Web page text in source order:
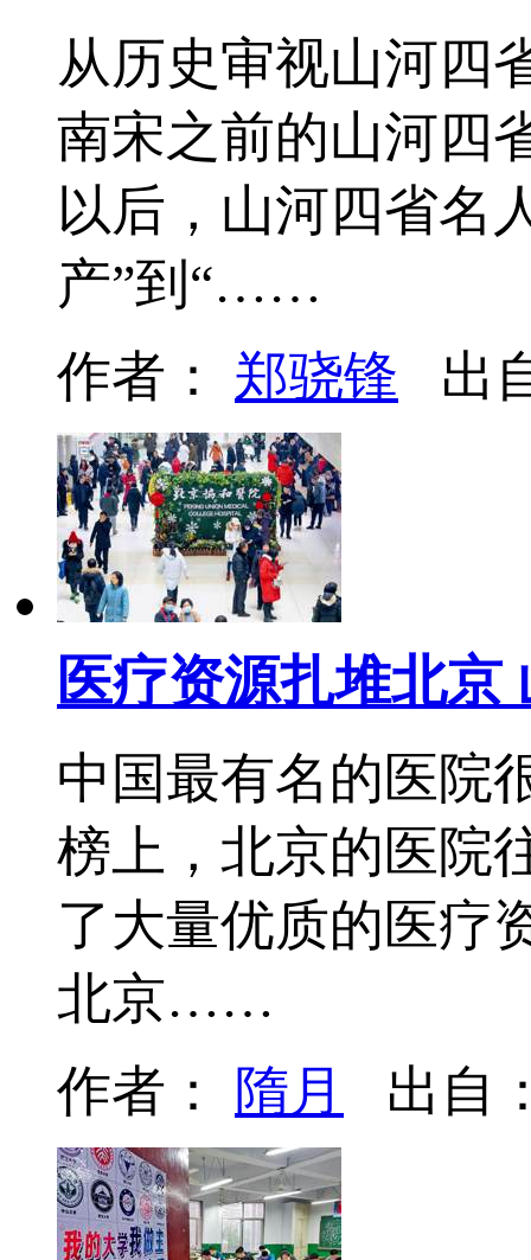
从历史审视山河四
南宋之前的山河四
以后，山河四省名
产”到“……
作者： 郑骁锋 出
医疗资源扎堆北京
中国最有名的医院
榜上，北京的医院
了大量优质的医疗
北京……
作者： 隋月 出自